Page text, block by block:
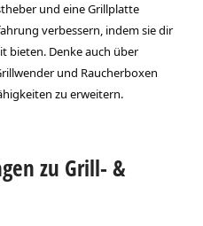
und eine Grillplatte
verbessern, indem sie dir
bieten. Denke auch über
und Raucherboxen
zu erweitern.
zu Grill- &